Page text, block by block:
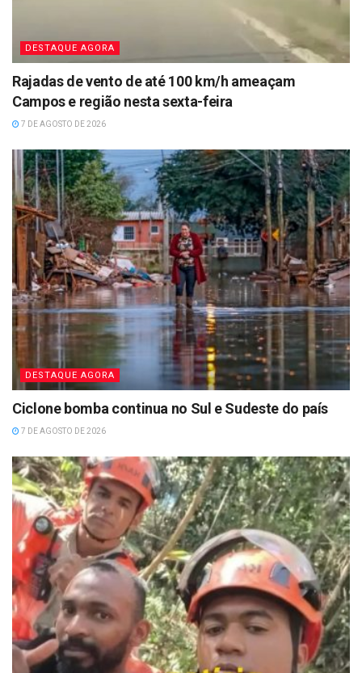
DESTAQUE AGORA
Rajadas de vento de até 100 km/h ameaçam
Campos e região nesta sexta-feira
7 DE AGOSTO DE 2026
DESTAQUE AGORA
Ciclone bomba continua no Sul e Sudeste do país
7 DE AGOSTO DE 2026